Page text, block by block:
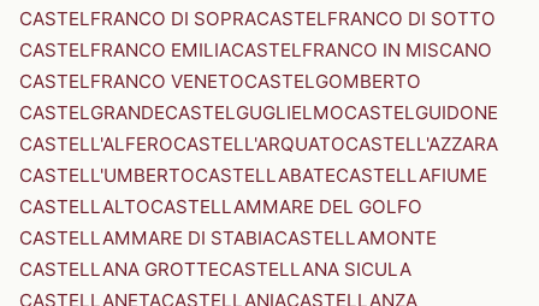
CASTELFRANCO DI SOPRACASTELFRANCO DI SOTTO
CASTELFRANCO EMILIACASTELFRANCO IN MISCANO
CASTELFRANCO VENETOCASTELGOMBERTO
CASTELGRANDECASTELGUGLIELMOCASTELGUIDONE
CASTELL'ALFEROCASTELL'ARQUATOCASTELL'AZZARA
CASTELL'UMBERTOCASTELLABATECASTELLAFIUME
CASTELLALTOCASTELLAMMARE DEL GOLFO
CASTELLAMMARE DI STABIACASTELLAMONTE
CASTELLANA GROTTECASTELLANA SICULA
CASTELLANETACASTELLANIACASTELLANZA